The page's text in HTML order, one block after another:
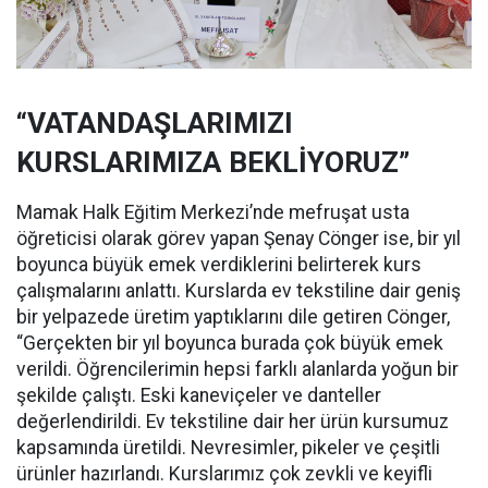
“VATANDAŞLARIMIZI
KURSLARIMIZA BEKLİYORUZ”
Mamak Halk Eğitim Merkezi’nde mefruşat usta
öğreticisi olarak görev yapan Şenay Cönger ise, bir yıl
boyunca büyük emek verdiklerini belirterek kurs
çalışmalarını anlattı. Kurslarda ev tekstiline dair geniş
bir yelpazede üretim yaptıklarını dile getiren Cönger,
“Gerçekten bir yıl boyunca burada çok büyük emek
verildi. Öğrencilerimin hepsi farklı alanlarda yoğun bir
şekilde çalıştı. Eski kaneviçeler ve danteller
değerlendirildi. Ev tekstiline dair her ürün kursumuz
kapsamında üretildi. Nevresimler, pikeler ve çeşitli
ürünler hazırlandı. Kurslarımız çok zevkli ve keyifli